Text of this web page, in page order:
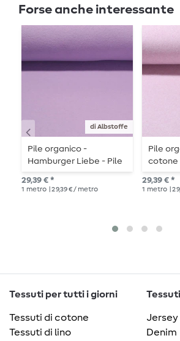
Forse anche interessante
di Albstoffe
Pile organico -
Hamburger Liebe - Pile
di cotone organico lilla
29,39 € *
1 metro | 29,39 € / metro
Pile
cotone
29,39 € *
1 metro |
Tessuti per tutti i giorni
Tessuti di cotone
Tessuti di lino
Jersey
Denim